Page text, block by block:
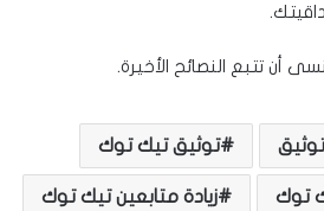
أن تتبع النصائح الأخيرة.
توثيق توثيق تيك توك
توك زيادة متابعين تيك توك